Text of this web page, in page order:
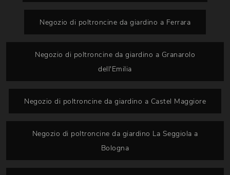
Negozio di poltroncine da giardino a Ferrara
Negozio di poltroncine da giardino a Granarolo
dell'Emilia
Negozio di poltroncine da giardino a Castel Maggiore
Negozio di poltroncine da giardino La Seggiola a
Bologna